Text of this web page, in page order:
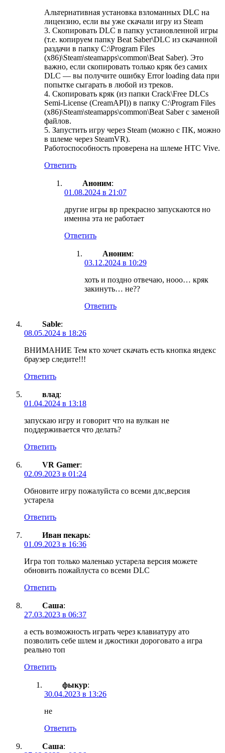
Альтернативная установка взломанных DLC на
лицензию, если вы уже скачали игру из Steam
3. Скопировать DLC в папку установленной игры
(т.е. копируем папку Beat Saber\DLC из скачанной
раздачи в папку C:\Program Files
(x86)\Steam\steamapps\common\Beat Saber). Это
важно, если скопировать только кряк без самих
DLC — вы получите ошибку Error loading data при
попытке сыгарать в любой из треков.
4. Скопировать кряк (из папки Crack\Free DLCs
Semi-License (CreamAPI)) в папку C:\Program Files
(x86)\Steam\steamapps\common\Beat Saber с заменой
файлов.
5. Запустить игру через Steam (можно с ПК, можно
в шлеме через SteamVR).
Работоспособность проверена на шлеме HTC Vive.
Ответить
Аноним:
01.08.2024 в 21:07
другие игры вр прекрасно запускаются но
именна эта не работает
Ответить
Аноним:
03.12.2024 в 10:29
хоть и поздно отвечаю, нооо… кряк
закинуть… не??
Ответить
Sable:
08.05.2024 в 18:26
ВНИМАНИЕ Тем кто хочет скачать есть кнопка яндекс
браузер следите!!!
Ответить
влад:
01.04.2024 в 13:18
запускаю игру и говорит что на вулкан не
поддерживается что делать?
Ответить
VR Gamer:
02.09.2023 в 01:24
Обновите игру пожалуйста со всеми длс,версия
устарела
Ответить
Иван пекарь:
01.09.2023 в 16:36
Игра топ только маленько устарела версия можете
обновить пожайлуста со всеми DLC
Ответить
Cаша:
27.03.2023 в 06:37
а есть возможность играть через клавиатуру ато
позволить себе шлем и джостики дороговато а игра
реально топ
Ответить
фыкур:
30.04.2023 в 13:26
не
Ответить
Cаша: